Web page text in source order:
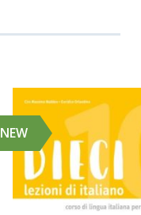
NEW